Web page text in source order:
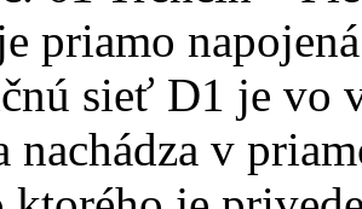
priamo
sieť D1 je vo
nachádza v